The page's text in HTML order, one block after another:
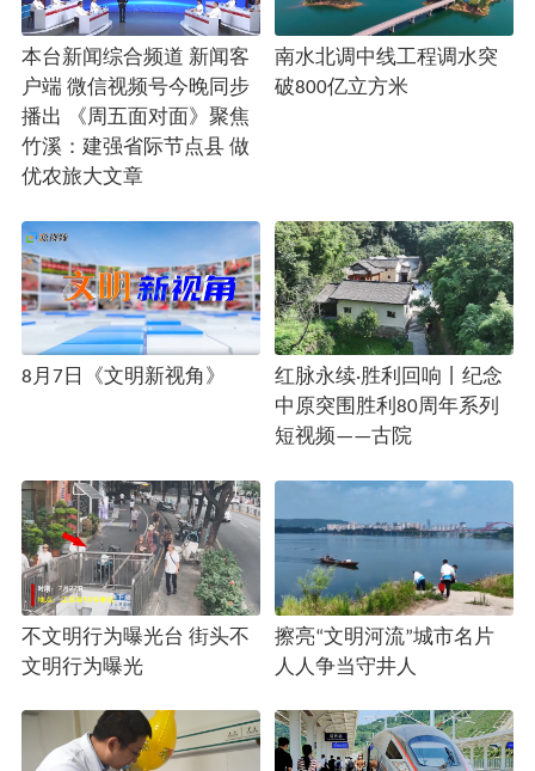
本台新闻综合频道 新闻客
户端 微信视频号今晚同步
播出 《周五面对面》聚焦
竹溪：建强省际节点县 做
优农旅大文章
南水北调中线工程调水突
破800亿立方米
8月7日《文明新视角》
红脉永续·胜利回响丨纪念
中原突围胜利80周年系列
短视频——古院
不文明行为曝光台 街头不
文明行为曝光
擦亮“文明河流”城市名片
人人争当守井人